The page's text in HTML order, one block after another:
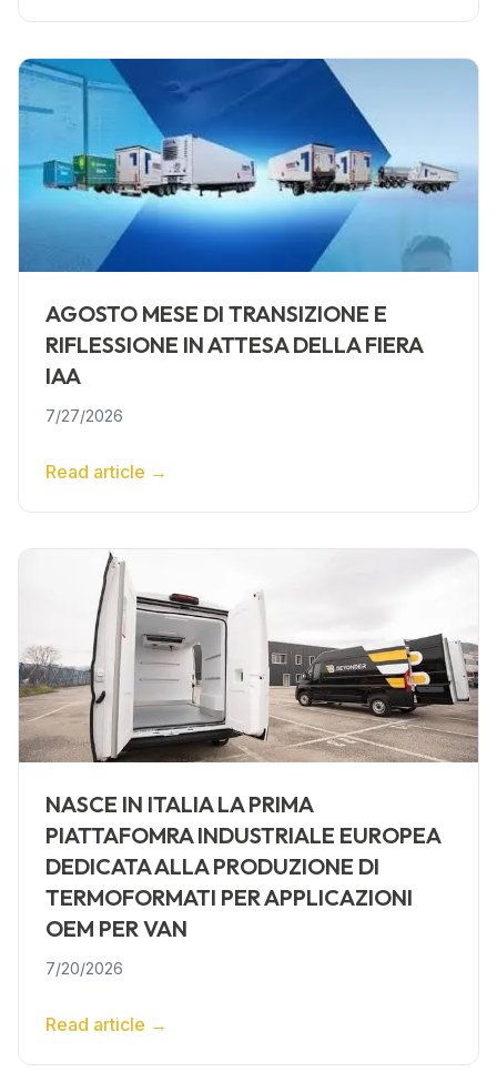
AGOSTO MESE DI TRANSIZIONE E
RIFLESSIONE IN ATTESA DELLA FIERA
IAA
7/27/2026
Read article →
NASCE IN ITALIA LA PRIMA
PIATTAFOMRA INDUSTRIALE EUROPEA
DEDICATA ALLA PRODUZIONE DI
TERMOFORMATI PER APPLICAZIONI
OEM PER VAN
7/20/2026
Read article →